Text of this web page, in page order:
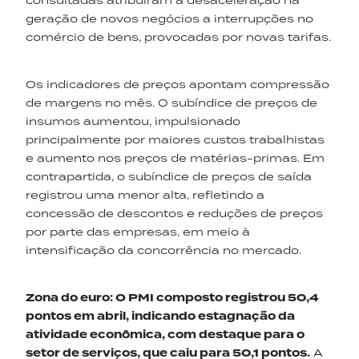
geração de novos negócios a interrupções no
comércio de bens, provocadas por novas tarifas.
Os indicadores de preços apontam compressão
de margens no mês. O subíndice de preços de
insumos aumentou, impulsionado
principalmente por maiores custos trabalhistas
e aumento nos preços de matérias-primas. Em
contrapartida, o subíndice de preços de saída
registrou uma menor alta, refletindo a
concessão de descontos e reduções de preços
por parte das empresas, em meio à
intensificação da concorrência no mercado.
Zona doeuro:O PMI composto registrou 50,4
pontos em abril, indicando estagnação da
atividade econômica, com destaque para o
setor de serviços, que caiu para 50,1 pontos. A